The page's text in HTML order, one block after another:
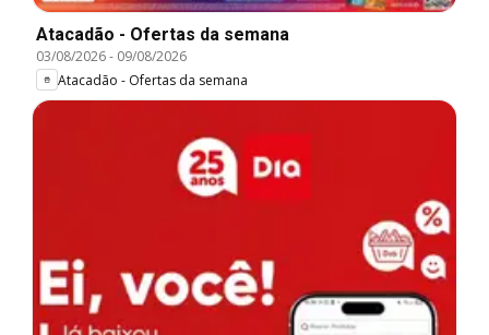
Atacadão - Ofertas da semana
03/08/2026- 09/08/2026
Atacadão - Ofertas da semana